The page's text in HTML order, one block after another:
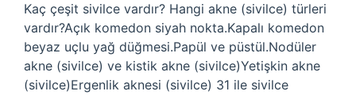
Kaç çeşit sivilce vardır? Hangi akne (sivilce) türleri
vardır?Açık komedon siyah nokta.Kapalı komedon
beyaz uçlu yağ düğmesi.Papül ve püstül.Nodüler
akne (sivilce) ve kistik akne (sivilce)Yetişkin akne
(sivilce)Ergenlik aknesi (sivilce) 31 ile sivilce